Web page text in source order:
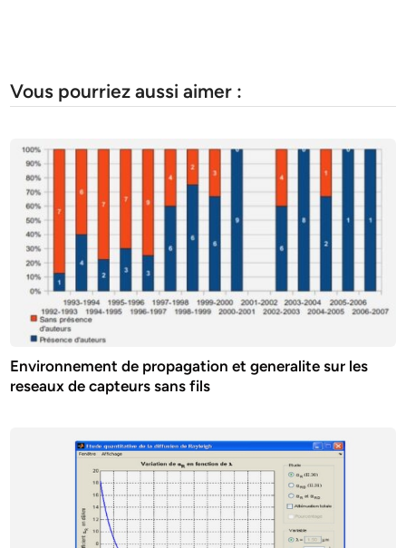
Vous pourriez aussi aimer :
Environnement de propagation et generalite sur les
reseaux de capteurs sans fils